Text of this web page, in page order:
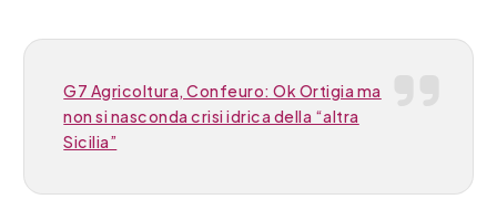
G7 Agricoltura, Confeuro: Ok Ortigia ma
non si nasconda crisi idrica della “altra
Sicilia”